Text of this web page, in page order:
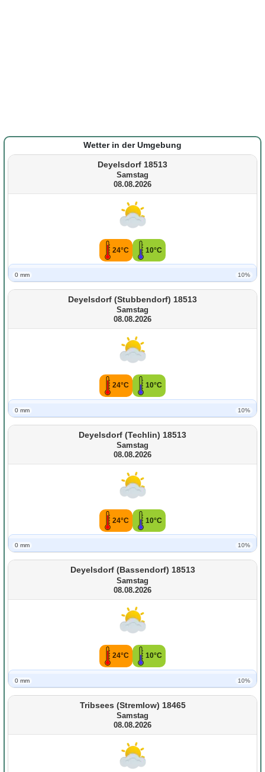
Wetter in der Umgebung
Deyelsdorf 18513
Samstag
08.08.2026
24°C 10°C
0 mm 10%
Deyelsdorf (Stubbendorf) 18513
Samstag
08.08.2026
24°C 10°C
0 mm 10%
Deyelsdorf (Techlin) 18513
Samstag
08.08.2026
24°C 10°C
0 mm 10%
Deyelsdorf (Bassendorf) 18513
Samstag
08.08.2026
24°C 10°C
0 mm 10%
Tribsees (Stremlow) 18465
Samstag
08.08.2026